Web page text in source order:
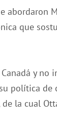
abordaron
que
y no
política de
la cual